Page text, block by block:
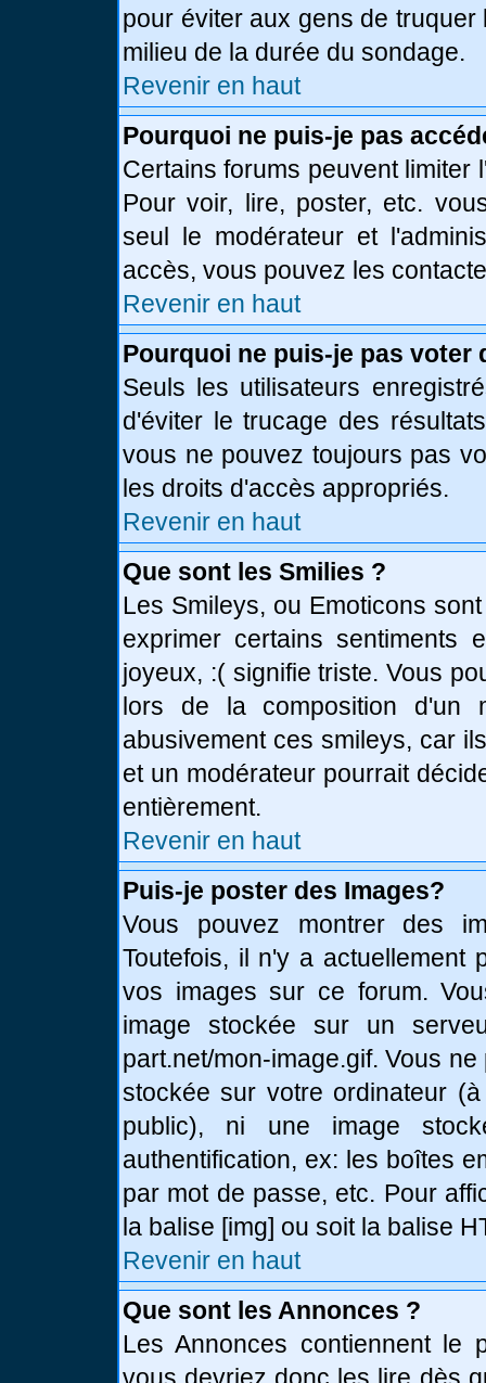
pour éviter aux gens de
milieu de la durée du sondage.
Revenir en haut
Pourquoi ne puis-je pas
Certains forums peuvent
Pour voir, lire, poster, etc.
seul le modérateur et
accès, vous pouvez les
Revenir en haut
Pourquoi ne puis-je pas voter
Seuls les utilisateurs
d'éviter le trucage des
vous ne pouvez toujours pas
les droits d'accès appropriés.
Revenir en haut
Que sont les Smilies ?
Les Smileys, ou Emoticons
exprimer certains sentiments
joyeux, :( signifie triste. Vous
lors de la composition d'un
abusivement ces smileys, car
et un modérateur pourrait
entièrement.
Revenir en haut
Puis-je poster des Images?
Vous pouvez montrer des
Toutefois, il n'y a actuellement
vos images sur ce forum.
image stockée sur un
part.net/mon-image.gif. Vous
stockée sur votre ordinateur
public), ni une image
authentification, ex: les boîtes
par mot de passe, etc. Pour
la balise [img] ou soit la balise
Revenir en haut
Que sont les Annonces ?
Les Annonces contiennent le